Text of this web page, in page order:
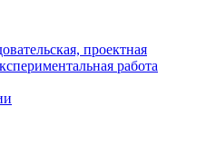
проектная
работа